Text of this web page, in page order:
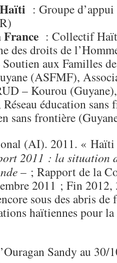
: Groupe
France : Collectif
des droits de
aux Familles
(ASFMF),
– Kourou
éducation sans
sans frontière
(AI). 2011. «
2011 : la situation
– ; Rapport de la
2011 ; Fin 2012,
sous des abris
haïtiennes pour
Sandy au 30/